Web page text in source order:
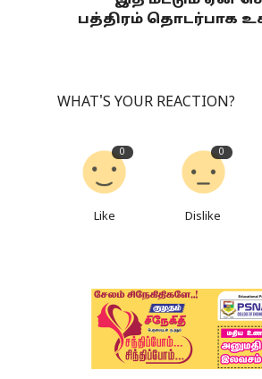
பத்திரம் தொடர்பாக
WHAT'S YOUR REACTION?
0
Like
0
Dislike